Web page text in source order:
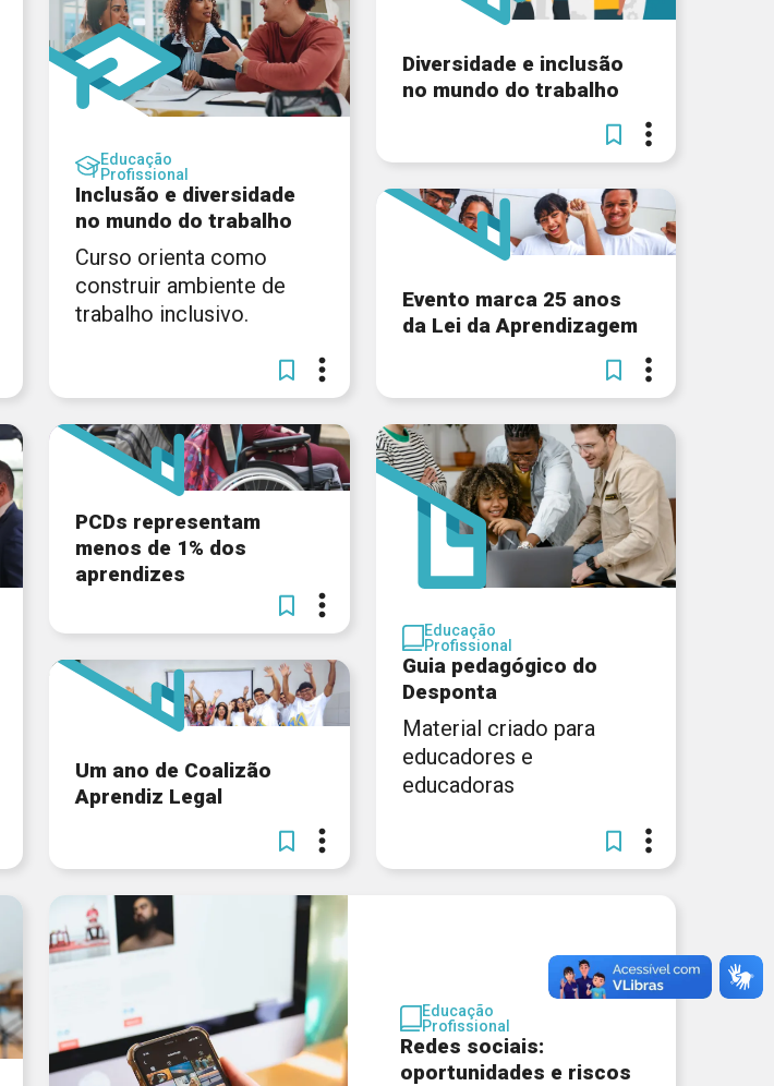
Educação
Profissional
Inclusão e diversidade
no mundo do trabalho
Curso orienta como
construir ambiente de
trabalho inclusivo.
Diversidade e inclusão
no mundo do trabalho
Evento marca 25 anos
da Lei da Aprendizagem
PCDs representam
menos de 1% dos
aprendizes
Um ano de Coalizão
Aprendiz Legal
Educação
Profissional
Guia pedagógico do
Desponta
Material criado para
educadores e
educadoras
Educação
Profissional
Redes sociais:
oportunidades e riscos